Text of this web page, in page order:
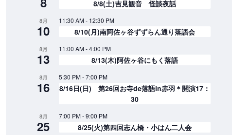
8/8(土)吉見観音 怪談夜話
8月
10
11:30 AM- 12:30 PM
8/10(月)南阿佐ヶ谷ずずらん通り落語会
8月
13
11:00 AM-4:00 PM
8/13(木)阿佐ヶ谷にもく落語
8月
16
5:30 PM-7:00 PM
8/16日(日) 第26回お寺de落語in赤羽＊開演17：
30
8月
25
7:00 PM-9:00 PM
8/25(火)第四回志ん橋・小はん二人会